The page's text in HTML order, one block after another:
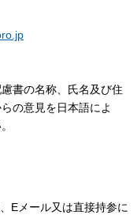
書の名称、氏名及び住
の意見を日本語によ
Eメール又は直接持参に